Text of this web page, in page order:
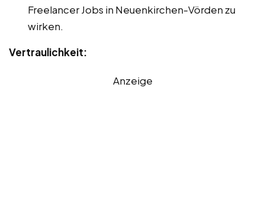
Freelancer Jobs in Neuenkirchen-Vörden zu
wirken.
Vertraulichkeit:
Anzeige